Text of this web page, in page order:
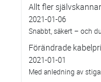
Allt fler
2021-01-06
Snabbt, säkert – och
Förändrade
2021-01-01
Med anledning av